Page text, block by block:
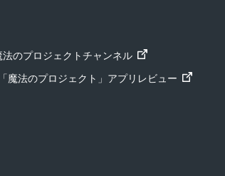
法のプロジェクトチャンネル
魔法のプロジェクト」アプリレビュー